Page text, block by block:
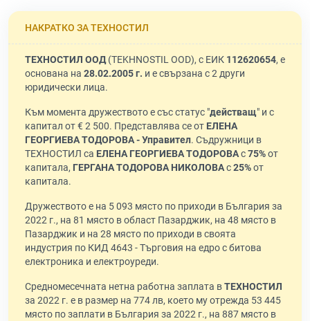
НАКРАТКО ЗА ТЕХНОСТИЛ
ТЕХНОСТИЛ ООД(TEKHNOSTIL OOD), с ЕИК 112620654, е
основана на 28.02.2005 г. и е свързана с 2 други
юридически лица.
Към момента дружеството е със статус "действащ" и с
капитал от € 2 500. Представлява се от ЕЛЕНА
ГЕОРГИЕВА ТОДОРОВА - Управител. Съдружници в
ТЕХНОСТИЛ са ЕЛЕНА ГЕОРГИЕВА ТОДОРОВАс75%от
капитала, ГЕРГАНА ТОДОРОВА НИКОЛОВАс25%от
капитала.
Дружеството е на 5 093 място по приходи в България за
2022 г., на 81 място в област Пазарджик, на 48 място в
Пазарджик и на 28 място по приходи в своята
индустрия по КИД 4643 - Търговия на едро с битова
електроника и електроуреди.
Средномесечната нетна работна заплата вТЕХНОСТИЛ
за 2022 г. е в размер на 774 лв, което му отрежда 53 445
място по заплати в България за 2022 г., на 887 място в